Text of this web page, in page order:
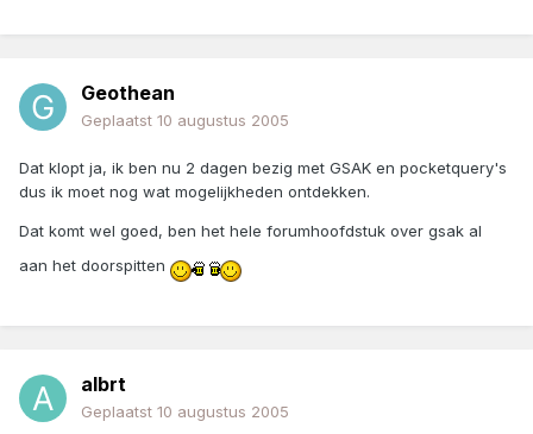
Geothean
Geplaatst 10 augustus 2005
Dat klopt ja, ik ben nu 2 dagen bezig met GSAK en pocketquery's
dus ik moet nog wat mogelijkheden ontdekken.
Dat komt wel goed, ben het hele forumhoofdstuk over gsak al
aan het doorspitten
albrt
Geplaatst 10 augustus 2005